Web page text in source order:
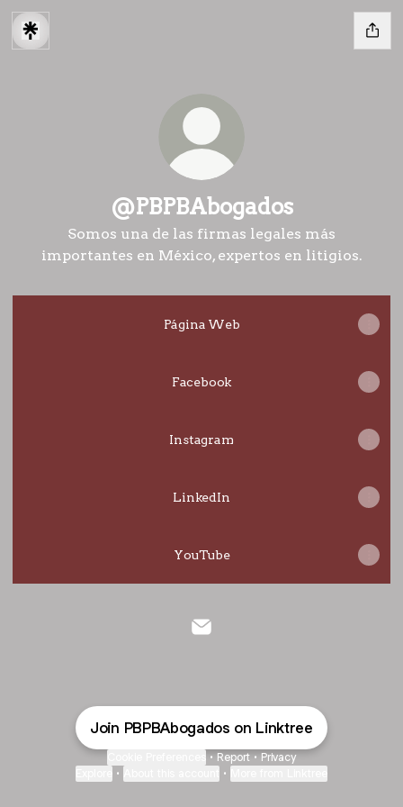
@PBPBAbogados
Somos una de las firmas legales más
importantes en México, expertos en litigios.
Página Web
Facebook
Instagram
LinkedIn
YouTube
Join PBPBAbogados on Linktree
• Report • Privacy
• •